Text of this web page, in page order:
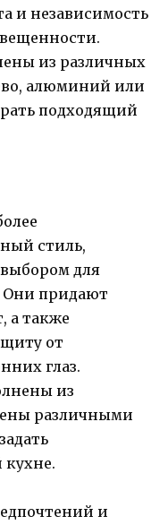
и независимость
из различных
алюминий или
подходящий
стиль,
для
Они придают
а также
от
глаз.
из
различными
и